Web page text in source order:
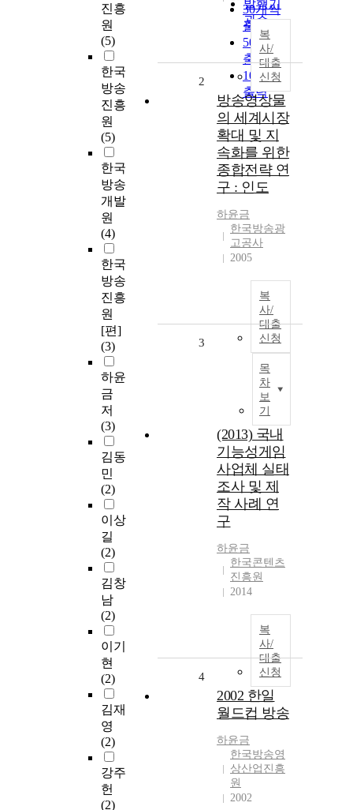
진흥
원
(5)
한국
방송
진흥
원
(5)
한국
방송
개발
원
(4)
한국
방송
진흥
원
[편]
(3)
하윤
금
저
(3)
김동
민
(2)
이상
길
(2)
김창
남
(2)
이기
현
(2)
김재
영
(2)
강주
헌
(2)
발행기
관순
30개씩
출력
50개씩
출력
100개씩
출력
복
사/
대출
신청
2
방송영상물
의 세계시장
확대 및 지
속화를 위한
종합전략 연
구 : 인도
하윤금
한국방송광
고공사
2005
복
사/
대출
신청
목
차
보
기
3
(2013) 국내
기능성게임
사업체 실태
조사 및 제
작 사례 연
구
하윤금
한국콘텐츠
진흥원
2014
복
사/
대출
신청
4
2002 한일
월드컵 방송
하윤금
한국방송영
상산업진흥
원
2002